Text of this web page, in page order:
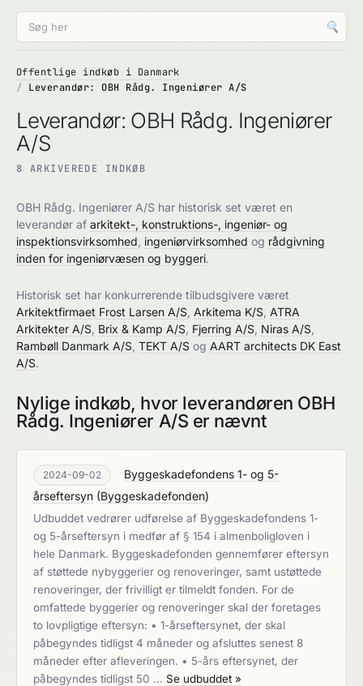
🔍
Offentlige indkøb i Danmark
Leverandør: OBH Rådg. Ingeniører A/S
Leverandør: OBH Rådg. Ingeniører
A/S
8 ARKIVEREDE INDKØB
OBH Rådg. Ingeniører A/S har historisk set været en
leverandør af arkitekt-, konstruktions-, ingeniør- og
inspektionsvirksomhed ingeniørvirksomhed og rådgivning
inden for ingeniørvæsen og byggeri.
Historisk set har konkurrerende tilbudsgivere været
Arkitektfirmaet Frost Larsen A/S Arkitema K/S ATRA
Arkitekter A/S Brix & Kamp A/S Fjerring A/S Niras A/S
Rambøll Danmark A/S TEKT A/S og AART architects DK East
A/S.
Nylige indkøb, hvor leverandøren OBH
Rådg. Ingeniører A/S er nævnt
2024-09-02
Byggeskadefondens 1- og 5-
årseftersyn (Byggeskadefonden)
Udbuddet vedrører udførelse af Byggeskadefondens 1-
og 5-årseftersyn i medfør af § 154 i almenboligloven i
hele Danmark. Byggeskadefonden gennemfører eftersyn
af støttede nybyggerier og renoveringer, samt ustøttede
renoveringer, der frivilligt er tilmeldt fonden. For de
omfattede byggerier og renoveringer skal der foretages
to lovpligtige eftersyn: • 1-årseftersynet, der skal
påbegyndes tidligst 4 måneder og afsluttes senest 8
måneder efter afleveringen. • 5-års eftersynet, der
påbegyndes tidligst 50 … Se udbuddet »